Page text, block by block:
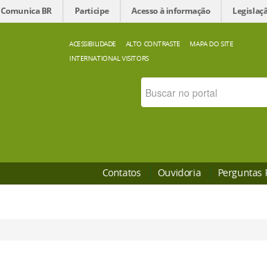
Comunica BR Participe Acesso à informação
ACESSIBILIDADE ALTO CONTRASTE
MAPA DO SITE
INTERNATIONAL VISITORS
Contatos Ouvidoria Perguntas